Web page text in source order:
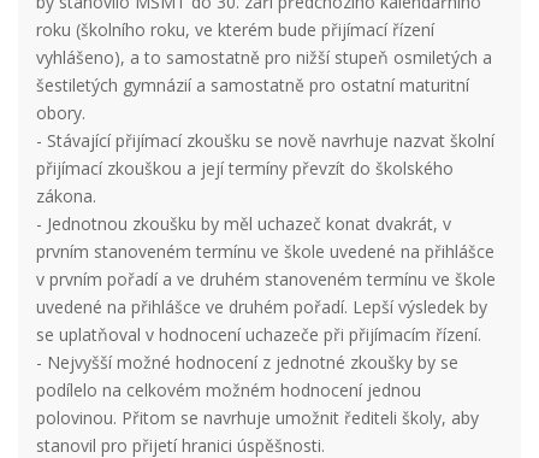
roku (školního roku, ve kterém bude přijímací řízení
vyhlášeno), a to samostatně pro nižší stupeň osmiletých a
šestiletých gymnázií a samostatně pro ostatní maturitní
obory.
- Stávající přijímací zkoušku se nově navrhuje nazvat školní
přijímací zkouškou a její termíny převzít do školského
zákona.
- Jednotnou zkoušku by měl uchazeč konat dvakrát, v
prvním stanoveném termínu ve škole uvedené na přihlášce
v prvním pořadí a ve druhém stanoveném termínu ve škole
uvedené na přihlášce ve druhém pořadí. Lepší výsledek by
se uplatňoval v hodnocení uchazeče při přijímacím řízení.
- Nejvyšší možné hodnocení z jednotné zkoušky by se
podílelo na celkovém možném hodnocení jednou
polovinou. Přitom se navrhuje umožnit řediteli školy, aby
stanovil pro přijetí hranici úspěšnosti.